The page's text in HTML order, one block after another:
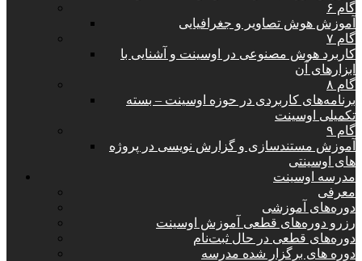
گام ۶
آموزش هوش تصاویر و جغرافیایی
گام ۷
کاربرد هوش مصنوعی در اوسینت و آشنایی با
ابزارهای آن
گام ۸
برنامه‌های کاربردی در حوزه اوسینت – بسته
تکمیلی اوسینت
گام ۹
آموزش مستندسازی و گزارش نویسی در پروژه
های اوسینتی
مدرسه اوسینت
معرفی
دوره‌های آموزشی
رزرو دوره‌های قطعی آموزش اوسینت
دوره‌های قطعی در حال ثبت‌نام
دوره های برگزار شده مدرسه